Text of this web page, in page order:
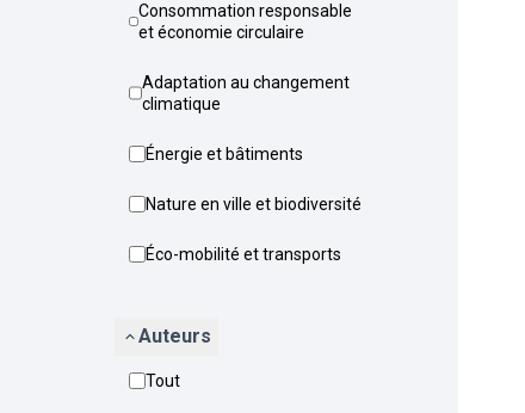
Consommation responsable
et économie circulaire
Adaptation au changement
climatique
Énergie et bâtiments
Nature en ville et biodiversité
Éco-mobilité et transports
Auteurs
Tout